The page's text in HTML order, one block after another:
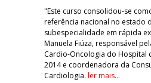
"Este curso consolidou-se
referência nacional no estado
subespecialidade em rápida
Manuela Fiúza, responsável
Cardio-Oncologia do Hospital
2014 e coordenadora da
Cardiologia. ler mais...